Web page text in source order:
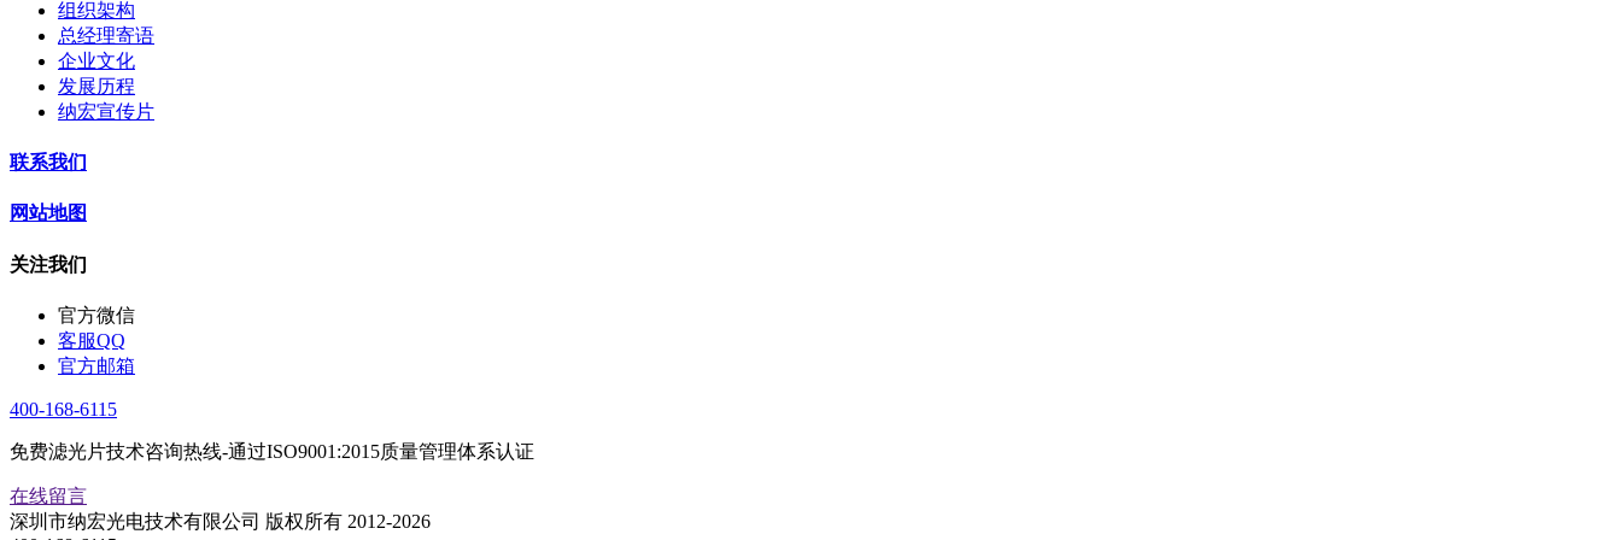
组织架构
总经理寄语
企业文化
发展历程
纳宏宣传片
联系我们
网站地图
关注我们
官方微信
客服QQ
官方邮箱
400-168-6115
免费滤光片技术咨询热线-通过ISO9001:2015质量管理体系认证
在线留言
深圳市纳宏光电技术有限公司 版权所有 2012-2026